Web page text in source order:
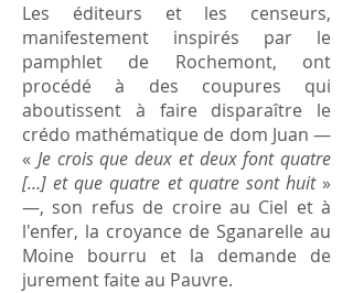
Les éditeurs et les censeurs,
manifestement inspirés par le
pamphlet de Rochemont, ont
procédé à des coupures qui
aboutissent à faire disparaître le
crédo mathématique de dom Juan —
« Je crois que deux et deux font quatre
[…] et que quatre et quatre sont huit »
—, son refus de croire au Ciel et à
l'enfer, la croyance de Sganarelle au
Moine bourru et la demande de
jurement faite au Pauvre.